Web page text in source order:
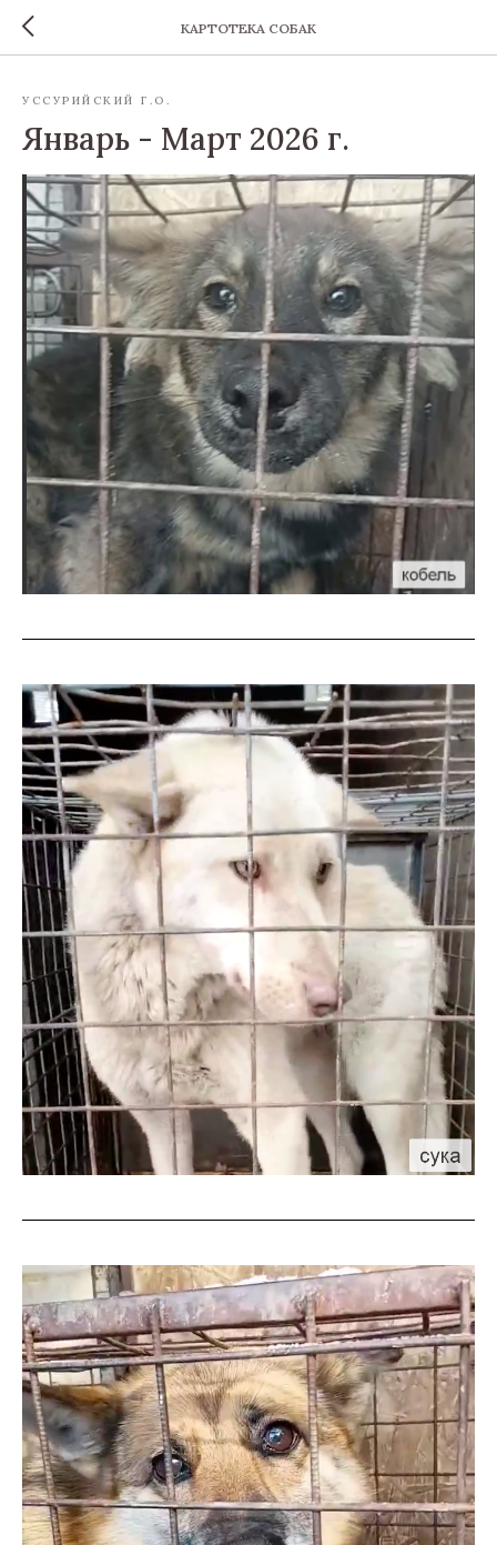
КАРТОТЕКА СОБАК
УССУРИЙСКИЙ Г.О.
Январь - Март 2026 г.